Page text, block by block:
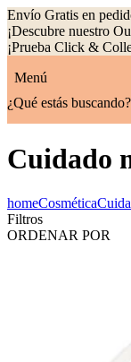
Envío Gratis en
¡Descubre nuestro
¡Prueba Click &
Menú
¿Qué estás buscando?
Cuidado
homeCosmética
Filtros
ORDENAR POR